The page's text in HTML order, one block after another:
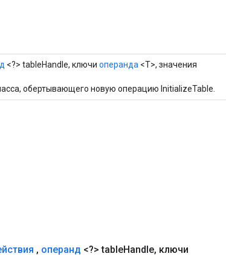
<?> tableHandle, ключи операнда <T>, значения
обертывающего новую операцию InitializeTable.
, операнд <?> tableHandle, ключи